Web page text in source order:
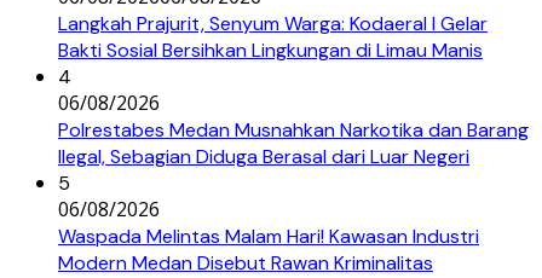
Langkah Prajurit, Senyum Warga: Kodaeral I Gelar
Bakti Sosial Bersihkan Lingkungan di Limau Manis
4
06/08/2026
Polrestabes Medan Musnahkan Narkotika dan Barang
Ilegal, Sebagian Diduga Berasal dari Luar Negeri
5
06/08/2026
Waspada Melintas Malam Hari! Kawasan Industri
Modern Medan Disebut Rawan Kriminalitas